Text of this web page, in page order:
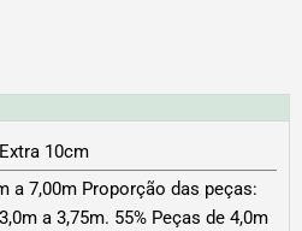
10cm
a 7,00m Proporção das peças:
a 3,75m. 55% Peças de 4,0m